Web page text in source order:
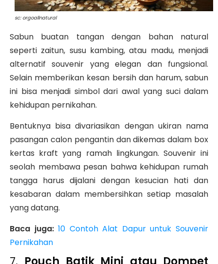
sc: orgoallnatural
Sabun buatan tangan dengan bahan natural
seperti zaitun, susu kambing, atau madu, menjadi
alternatif souvenir yang elegan dan fungsional.
Selain memberikan kesan bersih dan harum, sabun
ini bisa menjadi simbol dari awal yang suci dalam
kehidupan pernikahan.
Bentuknya bisa divariasikan dengan ukiran nama
pasangan calon pengantin dan dikemas dalam box
kertas kraft yang ramah lingkungan. Souvenir ini
seolah membawa pesan bahwa kehidupan rumah
tangga harus dijalani dengan kesucian hati dan
kesabaran dalam membersihkan setiap masalah
yang datang.
Baca juga:10 Contoh Alat Dapur untuk Souvenir
Pernikahan